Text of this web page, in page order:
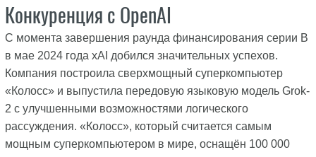
Конкуренция с OpenAI
С момента завершения раунда финансирования серии B
в мае 2024 года xAI добился значительных успехов.
Компания построила сверхмощный суперкомпьютер
«Колосс» и выпустила передовую языковую модель Grok-
2 с улучшенными возможностями логического
рассуждения. «Колосс», который считается самым
мощным суперкомпьютером в мире, оснащён 100 000